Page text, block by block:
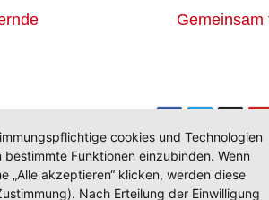
Gemeinsam
Verletzte nach Schlägerei in
cookies und Technologien
Funktionen einzubinden. Wenn
„Alle akzeptieren“ klicken, werden diese
Nach Erteilung der Einwilligung